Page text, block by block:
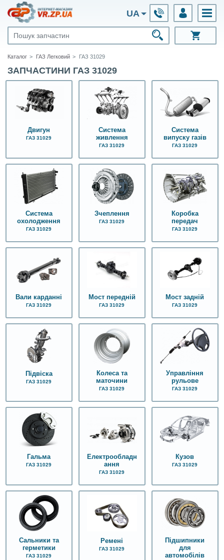
UA
Каталог ГАЗ Легковий ГАЗ 31029
ЗАПЧАСТИНИ ГАЗ 31029
Двигун
ГАЗ 31029
Система
живлення
ГАЗ 31029
Система
випуску газів
ГАЗ 31029
Система
охолодження
ГАЗ 31029
Зчеплення
ГАЗ 31029
Коробка
передач
ГАЗ 31029
Вали карданні
ГАЗ 31029
Мост передній
ГАЗ 31029
Мост задній
ГАЗ 31029
Підвіска
ГАЗ 31029
Колеса та
маточини
ГАЗ 31029
Управління
рульове
ГАЗ 31029
Гальма
ГАЗ 31029
Електрообладн
ання
ГАЗ 31029
Кузов
ГАЗ 31029
Сальники та
герметики
ГАЗ 31029
Ремені
ГАЗ 31029
Підшипники
для
автомобілів